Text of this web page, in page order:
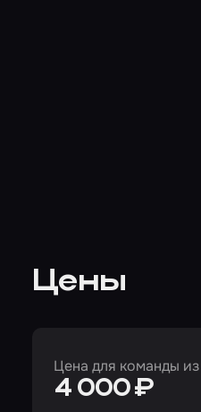
Цены
Цена для команды
4 000 ₽